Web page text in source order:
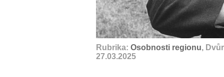
Rubrika: Osobnosti regionu,
27.03.2025